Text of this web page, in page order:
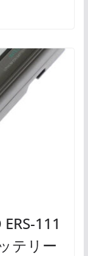
111
テリー